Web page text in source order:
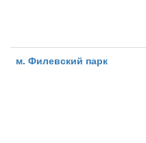
м. Филевский парк